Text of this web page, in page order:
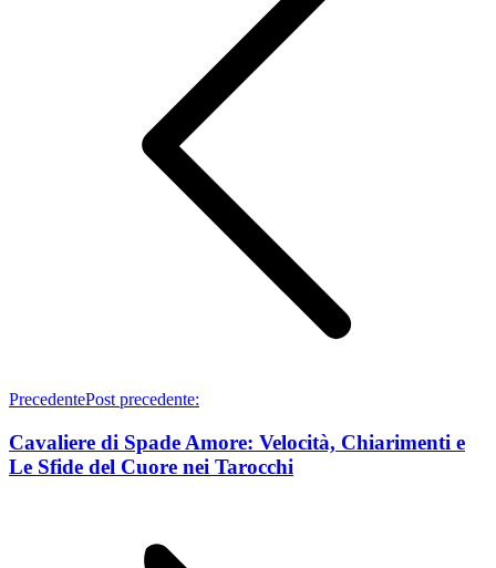
PrecedentePost precedente:
Cavaliere di Spade Amore: Velocità, Chiarimenti e
Le Sfide del Cuore nei Tarocchi